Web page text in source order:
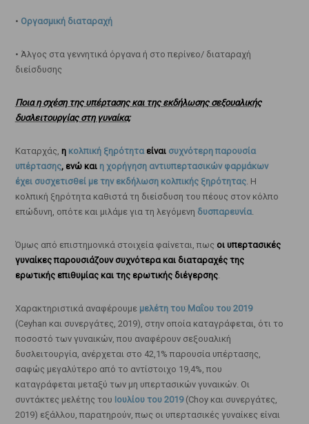
• Οργασμική διαταραχή
• Άλγος στα γεννητικά όργανα ή στο περίνεο/ διαταραχή
διείσδυσης
Ποια η σχέση της υπέρτασης και της εκδήλωσης σεξουαλικής
δυσλειτουργίας στη γυναίκα;
Καταρχάς, η κολπική ξηρότηταείναι συχνότερη παρουσία
υπέρτασης, ενώ και η χορήγηση αντιυπερτασικών φαρμάκων
έχει συσχετισθεί με την εκδήλωση κολπικής ξηρότητας. Η
κολπική ξηρότητα καθιστά τη διείσδυση του πέους στον κόλπο
επώδυνη, οπότε και μιλάμε για τη λεγόμενη δυσπαρευνία.
Όμως από επιστημονικά στοιχεία φαίνεται, πως οι υπερτασικές
γυναίκες παρουσιάζουν συχνότερα και διαταραχές της
ερωτικής επιθυμίας και της ερωτικής διέγερσης.
Χαρακτηριστικά αναφέρουμε μελέτη του Μαΐου του 2019
(Ceyhan και συνεργάτες, 2019), στην οποία καταγράφεται, ότι το
ποσοστό των γυναικών, που αναφέρουν σεξουαλική
δυσλειτουργία, ανέρχεται στο 42,1% παρουσία υπέρτασης,
σαφώς μεγαλύτερο από το αντίστοιχο 19,4%, που
καταγράφεται μεταξύ των μη υπερτασικών γυναικών. Οι
συντάκτες μελέτης του Ιουλίου του 2019 (Choy και συνεργάτες,
2019) εξάλλου, παρατηρούν, πως οι υπερτασικές γυναίκες είναι